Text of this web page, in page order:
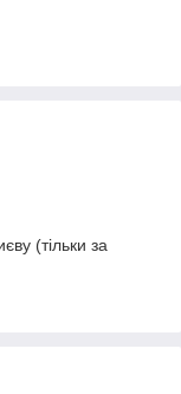
(тільки за